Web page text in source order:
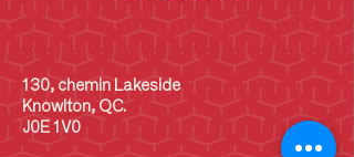
130, chemin Lakeside
Knowlton, QC.
J0E 1V0